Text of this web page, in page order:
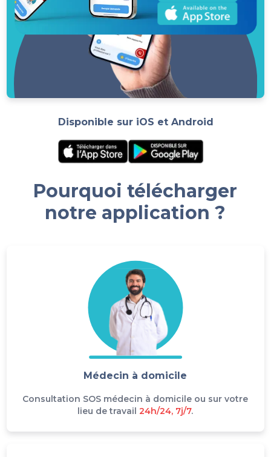
Disponible sur iOS et Android
Pourquoi télécharger
notre application ?
Médecin à domicile
Consultation SOS médecin à domicile ou sur votre
lieu de travail 24h/24, 7j/7.